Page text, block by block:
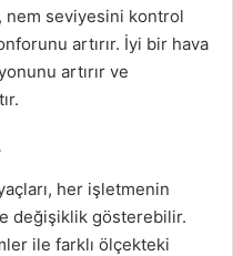
nem seviyesini kontrol
artırır. İyi bir hava
artırır ve
her işletmenin
değişiklik gösterebilir.
ile farklı ölçekteki